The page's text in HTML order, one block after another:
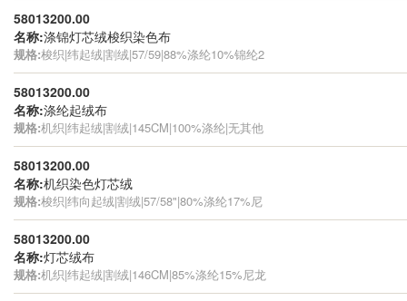
58013200.00
名称:涤锦灯芯绒梭织染色布
规格:梭织|纬起绒|割绒|57/59|88%涤纶10%锦纶2
58013200.00
名称:涤纶起绒布
规格:机织|纬起绒|割绒|145CM|100%涤纶|无其他
58013200.00
名称:机织染色灯芯绒
规格:梭织|纬向起绒|割绒|57/58"|80%涤纶17%尼
58013200.00
名称:灯芯绒布
规格:机织|纬起绒|割绒|146CM|85%涤纶15%尼龙